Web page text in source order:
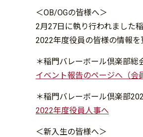
＜OB/OGの皆様へ＞
2月27日に執り行われました
2022年度役員の皆様の情報を
＊稲門バレーボール倶楽部総
イベント報告のページへ（会
＊稲門バレーボール倶楽部
2022年度役員人事へ
＜新入生の皆様へ＞